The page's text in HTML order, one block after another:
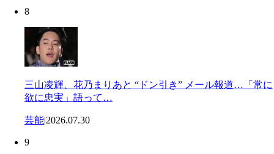
8
三山凌輝、花乃まりあと “ドン引き” メール報道…「常に
欲に忠実」語って…
芸能|2026.07.30
9